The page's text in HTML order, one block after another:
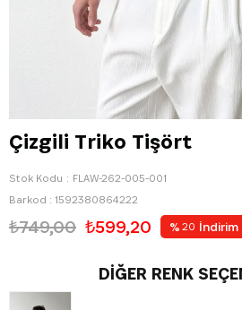
Çizgili Triko Tişört
Stok Kodu
FLAW-262-005-001
Barkod : 1592380864222
₺749,00 ₺599,20 % 20 İndirim
DIĞER RENK